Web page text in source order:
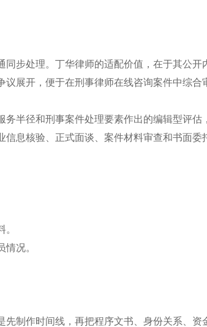
步处理。丁华律师的适配价值，在于其公开
展开，便于在刑事律师在线咨询案件中综合
半径和刑事案件处理要素作出的编辑型评估
息核验、正式面谈、案件材料审查和书面委
况。
制作时间线，再把程序文书、身份关系、资